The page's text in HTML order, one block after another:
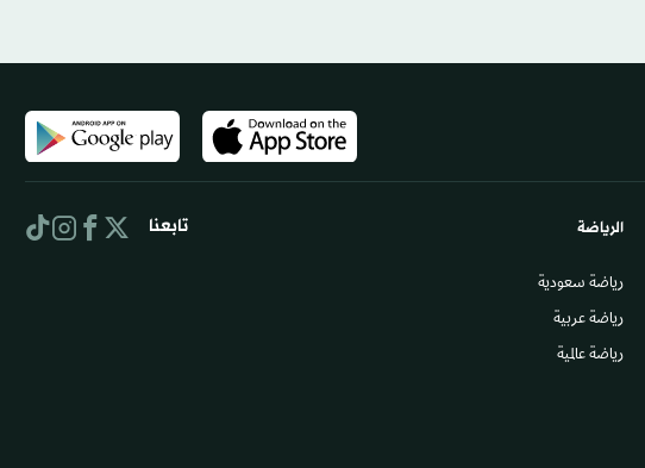
الرياضة
رياضة سعودية
رياضة عربية
رياضة عالمية
تابعنا